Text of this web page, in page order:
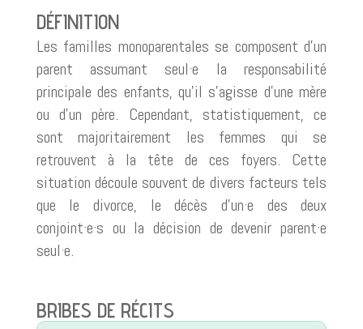
DÉFINITION
Les familles monoparentales se composent d’un
parent assumant seul·e la responsabilité
principale des enfants, qu’il s’agisse d’une mère
ou d’un père. Cependant, statistiquement, ce
sont majoritairement les femmes qui se
retrouvent à la tête de ces foyers. Cette
situation découle souvent de divers facteurs tels
que le divorce, le décès d’un·e des deux
conjoint·e·s ou la décision de devenir parent·e
seul·e.
BRIBES DE RÉCITS